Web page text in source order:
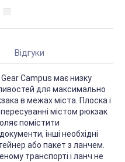
Відгуки
Gear Campus має низку
для максимально
в межах міста. Плоска і
містом рюкзак
помістити
інші необхідні
або пакет з ланчем.
транспорті і ланч не